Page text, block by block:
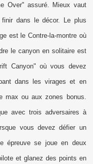
Over" assuré. Mieux vaut
dans le décor. Le plus
est le Contre-la-montre où
le canyon en solitaire est
Canyon" où vous devez
dans les virages et en
max ou aux zones bonus.
avec trois adversaires à
vous devez défier un
épreuve se joue en deux
et glanez des points en